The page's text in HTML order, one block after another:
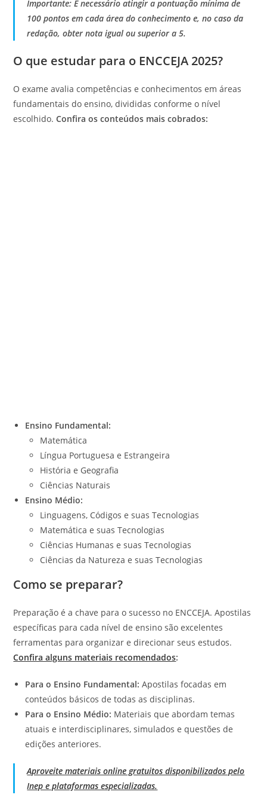
Importante: É necessário atingir a pontuação mínima de
100 pontos em cada área do conhecimento e, no caso da
redação, obter nota igual ou superior a 5.
O que estudar para o ENCCEJA 2025?
O exame avalia competências e conhecimentos em áreas
fundamentais do ensino, divididas conforme o nível
escolhido.Confira os conteúdos mais cobrados:
Ensino Fundamental:
Matemática
Língua Portuguesa e Estrangeira
História e Geografia
Ciências Naturais
Ensino Médio:
Linguagens, Códigos e suas Tecnologias
Matemática e suas Tecnologias
Ciências Humanas e suas Tecnologias
Ciências da Natureza e suas Tecnologias
Como se preparar?
Preparação é a chave para o sucesso no ENCCEJA. Apostilas
específicas para cada nível de ensino são excelentes
ferramentas para organizar e direcionar seus estudos.
Confira alguns materiais recomendados:
Para o Ensino Fundamental:Apostilas focadas em
conteúdos básicos de todas as disciplinas.
Para o Ensino Médio: Materiais que abordam temas
atuais e interdisciplinares, simulados e questões de
edições anteriores.
Aproveite materiais online gratuitos disponibilizados pelo
Inep e plataformas especializadas.